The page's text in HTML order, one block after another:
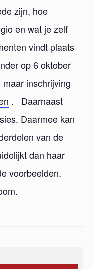
zijn, hoe
en wat je zelf
vindt plaats
op 6 oktober
inschrijving
. Daarnaast
Daarmee kan
van de
dan haar
voorbeelden.